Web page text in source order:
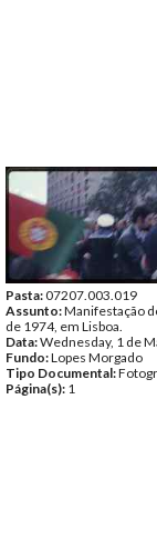
Pasta:07207.003.019
Assunto:Manifestação
de 1974, em Lisboa.
Data:Wednesday, 1 de
Fundo:Lopes Morgado
Tipo Documental:
Página(s): 1